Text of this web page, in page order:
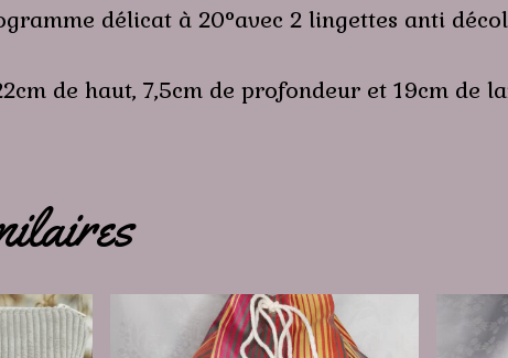
délicat à 20°avec 2 lingettes anti
de haut, 7,5cm de profondeur et 19cm de